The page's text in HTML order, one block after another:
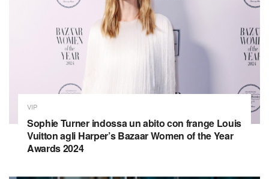
VIP
Sophie Turner indossa un abito con frange Louis
Vuitton agli Harper’s Bazaar Women of the Year
Awards 2024